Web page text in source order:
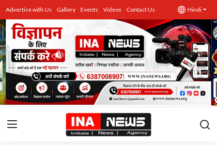
Advertise with Us Gallery Events Videos Contact Us Hindi
उत्तर प्रदेश
Advertise with Us
Events
राज्य